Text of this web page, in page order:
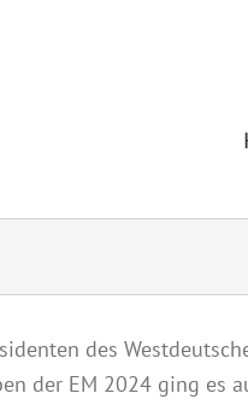
des
der EM 2024 ging